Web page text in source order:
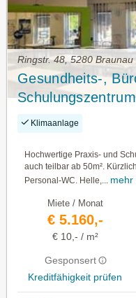
Ringstr. 48, 5280
Gesundheits-,
Braunau
Klimaanlage
Hochwertige Praxis- und
auch teilbar ab 50m².
Personal-WC. Helle,...
mehr
Miete / Monat
€ 5.160,-
€ 10,- / m²
Gesponsert
Kreditfähigkeit prüfen